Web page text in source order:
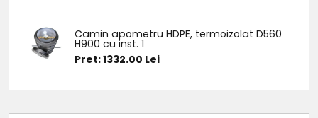
Camin apometru HDPE, termoizolat D560
H900 cu inst. 1
Pret: 1332.00 Lei